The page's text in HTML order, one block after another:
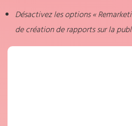
Désactivez les options «
de création de rapports sur la